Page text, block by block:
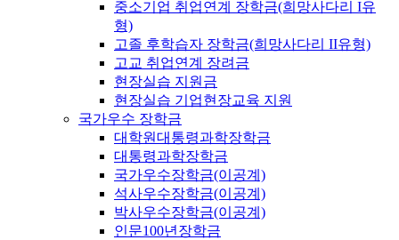
중소기업 취업연계 장학금(희망사다리 I유
형)
고졸 후학습자 장학금(희망사다리 II유형)
고교 취업연계 장려금
현장실습 지원금
현장실습 기업현장교육 지원
국가우수 장학금
대학원대통령과학장학금
대통령과학장학금
국가우수장학금(이공계)
석사우수장학금(이공계)
박사우수장학금(이공계)
인문100년장학금